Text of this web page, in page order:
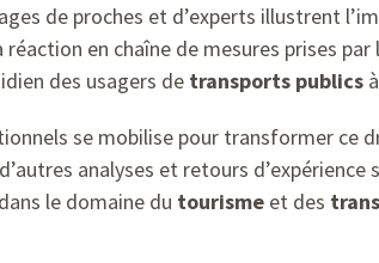
de proches et d’experts illustrent
réaction en chaîne de mesures prises
des usagers de transports publics
se mobilise pour transformer ce
analyses et retours d’expérience
le domaine du tourisme et des